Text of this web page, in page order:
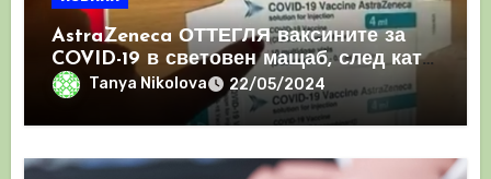
AstraZeneca ОТТЕГЛЯ ваксините за
COVID-19 в световен мащаб, след като
призна, че те причиняват КРЪВНИ
Tanya Nikolova 22/05/2024